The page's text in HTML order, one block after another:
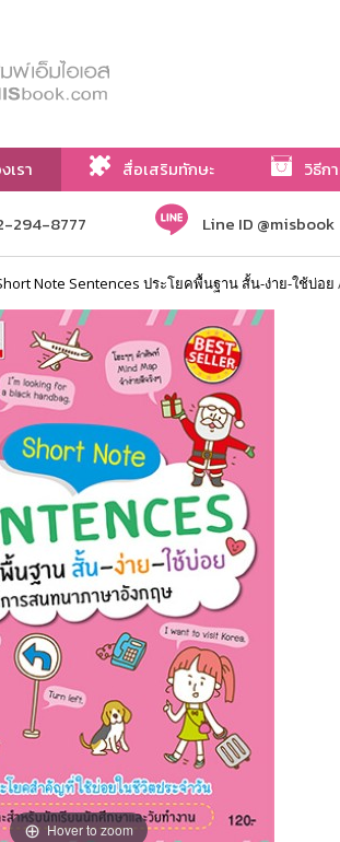
เรา สื่อเสริมทักษะ วิธีก
294-8777 Line ID @misbook
Note Sentences ประโยคพื้นฐาน สั้น-ง่าย-ใช้บ่อย
Hover to zoom